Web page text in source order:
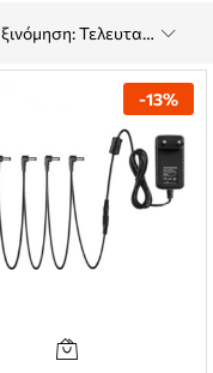
Ταξινόμηση: Τελευταία
-13%